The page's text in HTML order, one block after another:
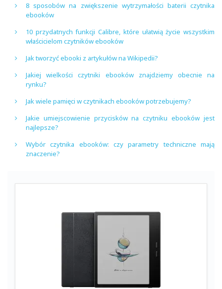
8 sposobów na zwiększenie wytrzymałości baterii czytnika
ebooków
10 przydatnych funkcji Calibre, które ułatwią życie wszystkim
właścicielom czytników ebooków
Jak tworzyć ebooki z artykułów na Wikipedii?
Jakiej wielkości czytniki ebooków znajdziemy obecnie na
rynku?
Jak wiele pamięci w czytnikach ebooków potrzebujemy?
Jakie umiejscowienie przycisków na czytniku ebooków jest
najlepsze?
Wybór czytnika ebooków: czy parametry techniczne mają
znaczenie?